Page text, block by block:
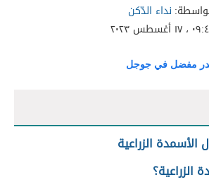
نداء الدّكن
١٧ أغسطس ٢٠٢٣
مفضل في جوجل
الزراعية
الزراعية؟